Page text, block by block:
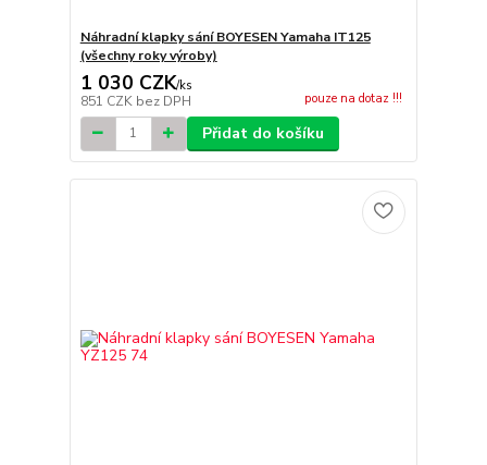
Náhradní klapky sání BOYESEN Yamaha IT125
(všechny roky výroby)
1 030 CZK/ks
851 CZK bez DPH pouze na dotaz !!!
Přidat do košíku